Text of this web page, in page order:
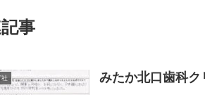
事
社 みたか北口歯科ク